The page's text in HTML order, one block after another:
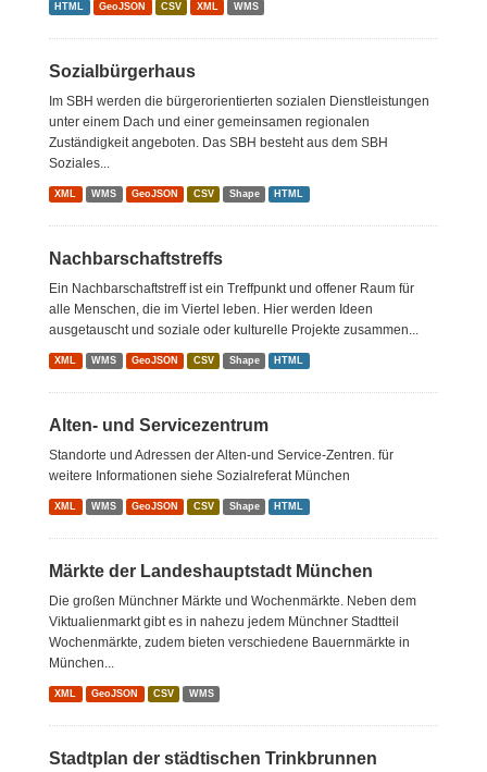
HTML GeoJSON CSV XML WMS
Sozialbürgerhaus
Im SBH werden die bürgerorientierten sozialen Dienstleistungen
unter einem Dach und einer gemeinsamen regionalen
Zuständigkeit angeboten. Das SBH besteht aus dem SBH
Soziales...
XML WMS GeoJSON CSV Shape HTML
Nachbarschaftstreffs
Ein Nachbarschaftstreff ist ein Treffpunkt und offener Raum für
alle Menschen, die im Viertel leben. Hier werden Ideen
ausgetauscht und soziale oder kulturelle Projekte zusammen...
XML WMS GeoJSON CSV Shape HTML
Alten- und Servicezentrum
Standorte und Adressen der Alten-und Service-Zentren. für
weitere Informationen siehe Sozialreferat München
XML WMS GeoJSON CSV Shape HTML
Märkte der Landeshauptstadt München
Die großen Münchner Märkte und Wochenmärkte. Neben dem
Viktualienmarkt gibt es in nahezu jedem Münchner Stadtteil
Wochenmärkte, zudem bieten verschiedene Bauernmärkte in
München...
XML GeoJSON CSV WMS
Stadtplan der städtischen Trinkbrunnen